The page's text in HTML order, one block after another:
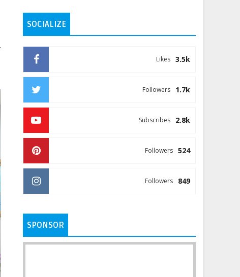
SOCIALIZE
3.5k
Likes
1.7k
Followers
2.8k
Subscribes
524
Followers
849
Followers
SPONSOR